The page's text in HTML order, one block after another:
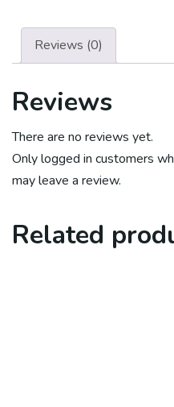
Reviews (0)
Reviews
There are no reviews yet.
Only logged in customers
may leave a review.
Related